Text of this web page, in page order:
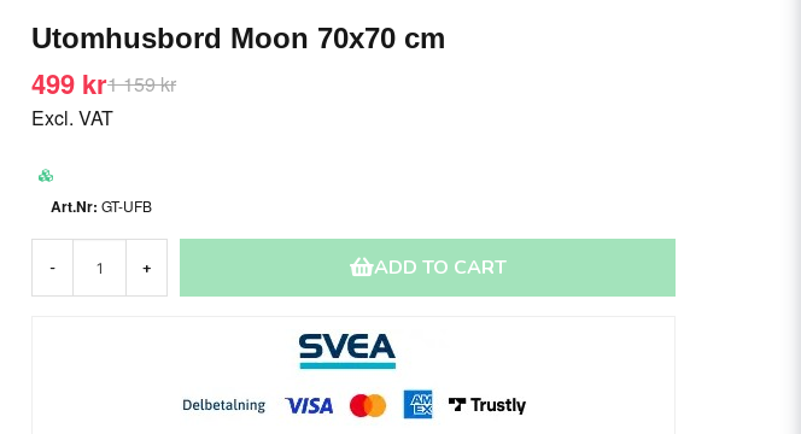
Utomhusbord Moon 70x70 cm
1 159 kr
499 kr
Excl. VAT
GT-UFB
- + ADD TO CART